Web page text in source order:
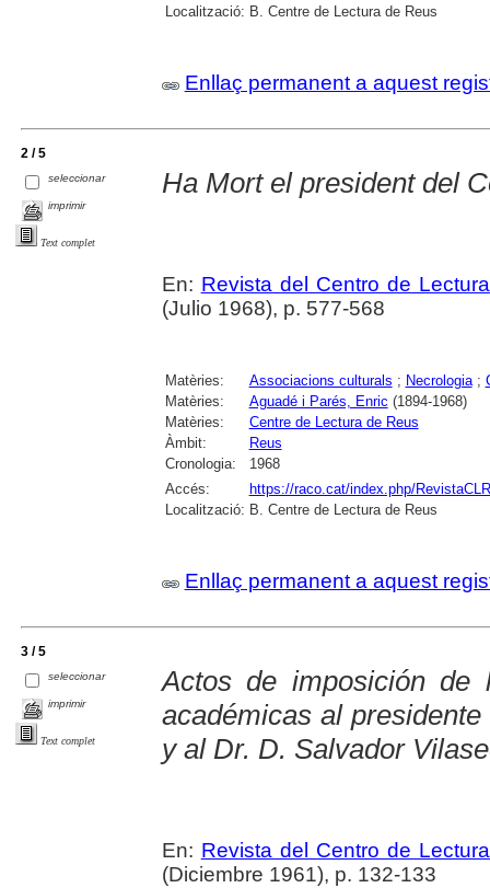
Localització: B. Centre de Lectura de Reus
Enllaç permanent a aquest
2 / 5
seleccionar
imprimir
Text complet
Ha Mort el president del
En: Revista del Centro de
(Julio 1968), p. 577-568
Matèries: Associacions culturals ; Necrologia;
Matèries:
Aguadé i Parés, Enric (1894-1968)
Matèries:
Centre de Lectura de Reus
Àmbit:
Reus
Cronologia:
1968
Accés:
https://raco.cat/index.php/
Localització: B. Centre de Lectura de Reus
Enllaç permanent a aquest
3 / 5
seleccionar
imprimir
Text complet
Actos de imposición de
académicas al
y al Dr. D. Salvador
En: Revista del Centro de
(Diciembre 1961), p. 132-133